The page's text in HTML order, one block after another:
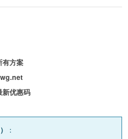
有方案
新优惠码
：